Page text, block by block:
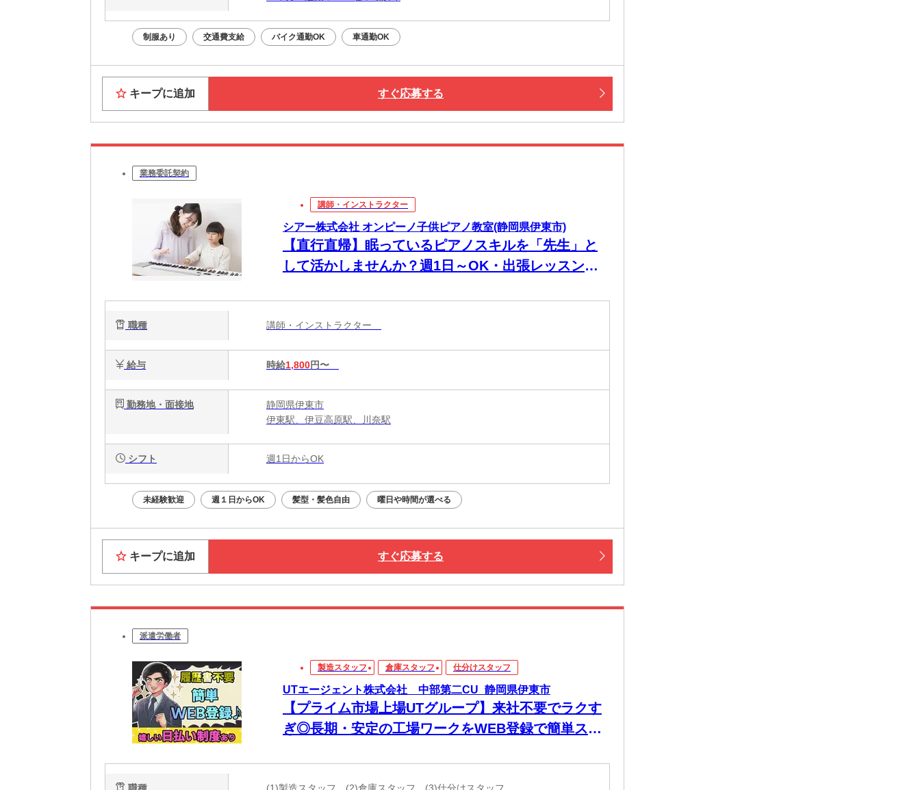
制服あり 交通費支給 バイク通勤OK 車通勤OK
キープに追加 すぐ応募する
業務委託契約
講師・インストラクター
シアー株式会社 オンピーノ子供ピアノ教室(静岡県伊東市)
【直行直帰】眠っているピアノスキルを「先生」と
して活かしませんか？週1日～OK・出張レッスン講
代活躍中／Wワーク・育児との両立に最適
職種 講師・インストラクター
給与 時給1,800円〜
勤務地・面接地
静岡県伊東市
伊東駅、伊豆高原駅、川奈駅
シフト 週1日からOK
未経験歓迎 週１日からOK 髪型・髪色自由 曜日や時間が選べる
キープに追加 すぐ応募する
派遣労働者
製造スタッフ 倉庫スタッフ 仕分けスタッフ
UTエージェント株式会社 中部第二CU_静岡県伊東市
【プライム市場上場UTグループ】来社不要でラクす
ぎ◎長期・安定の工場ワークをWEB登録で簡単スタ
職種 (1)製造スタッフ (2)倉庫スタッフ (3)仕分けスタッフ